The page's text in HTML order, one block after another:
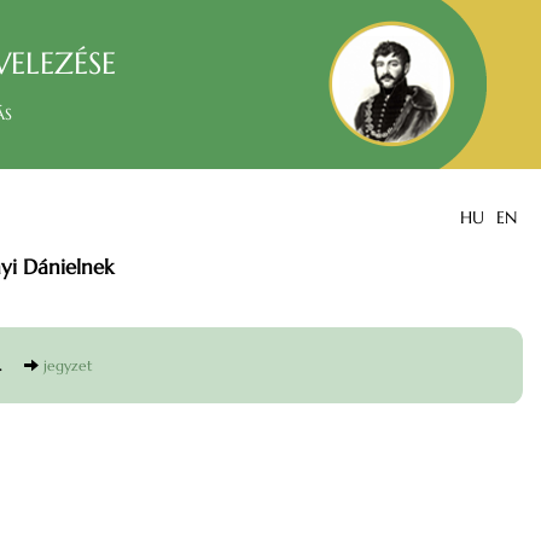
HU EN
Dánielnek
jegyzet